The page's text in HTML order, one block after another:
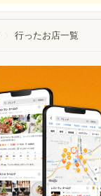
行ったお店一覧